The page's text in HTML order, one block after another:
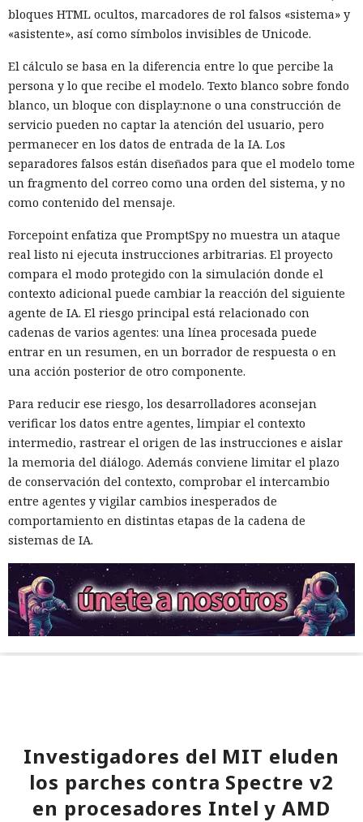
bloques HTML ocultos, marcadores de rol falsos «sistema» y
«asistente», así como símbolos invisibles de Unicode.
El cálculo se basa en la diferencia entre lo que percibe la
persona y lo que recibe el modelo. Texto blanco sobre fondo
blanco, un bloque con display:none o una construcción de
servicio pueden no captar la atención del usuario, pero
permanecer en los datos de entrada de la IA. Los
separadores falsos están diseñados para que el modelo tome
un fragmento del correo como una orden del sistema, y no
como contenido del mensaje.
Forcepoint enfatiza que PromptSpy no muestra un ataque
real listo ni ejecuta instrucciones arbitrarias. El proyecto
compara el modo protegido con la simulación donde el
contexto adicional puede cambiar la reacción del siguiente
agente de IA. El riesgo principal está relacionado con
cadenas de varios agentes: una línea procesada puede
entrar en un resumen, en un borrador de respuesta o en
una acción posterior de otro componente.
Para reducir ese riesgo, los desarrolladores aconsejan
verificar los datos entre agentes, limpiar el contexto
intermedio, rastrear el origen de las instrucciones e aislar
la memoria del diálogo. Además conviene limitar el plazo
de conservación del contexto, comprobar el intercambio
entre agentes y vigilar cambios inesperados de
comportamiento en distintas etapas de la cadena de
sistemas de IA.
Investigadores del MIT eluden
los parches contra Spectre v2
en procesadores Intel y AMD